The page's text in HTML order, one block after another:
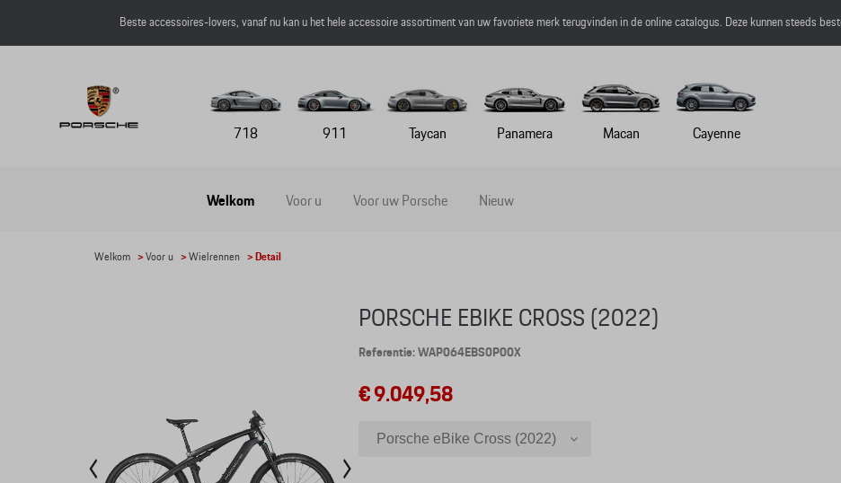
Beste accessoires-lovers, vanaf nu kan u het hele accessoire assortiment van uw favoriete merk terugvinden in de online catalogus. Deze kunnen steeds
718 911 Taycan Panamera Macan Cayenne
Welkom Voor u Voor uw Porsche Nieuw
Welkom >Voor u >Wielrennen > Detail
PORSCHE EBIKE CROSS (2022)
Referentie: WAP064EBS0P00X
€ 9.049,58
Porsche eBike Cross (2022)